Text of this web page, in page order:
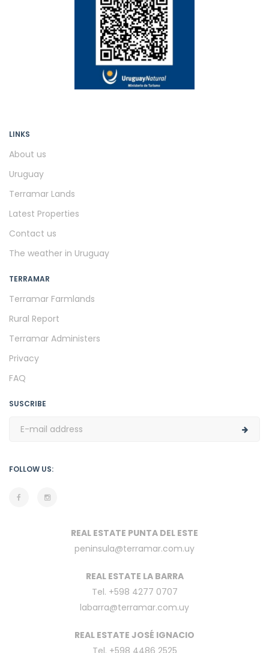
LINKS
About us
Uruguay
Terramar Lands
Latest Properties
Contact us
The weather in Uruguay
TERRAMAR
Terramar Farmlands
Rural Report
Terramar Administers
Privacy
FAQ
SUSCRIBE
FOLLOW US:
REAL ESTATE PUNTA DEL ESTE
peninsula@terramar.com.uy
REAL ESTATE LA BARRA
Tel. +598 4277 0707
labarra@terramar.com.uy
REAL ESTATE JOSÉ IGNACIO
Tel. +598 4486 2525